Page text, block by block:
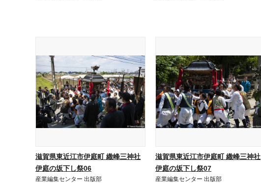
滋賀県東近江市伊庭町 繖峰三神社
伊庭の坂下し祭06
産業編集センター 出版部
滋賀県東近江市伊庭町 繖峰三神社
伊庭の坂下し祭07
産業編集センター 出版部